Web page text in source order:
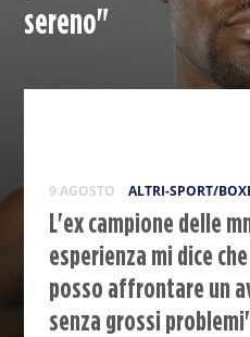
sereno"
9 AGOSTO ALTRI-SPORT/
L'ex campione delle
esperienza mi dice
posso affrontare un
senza grossi